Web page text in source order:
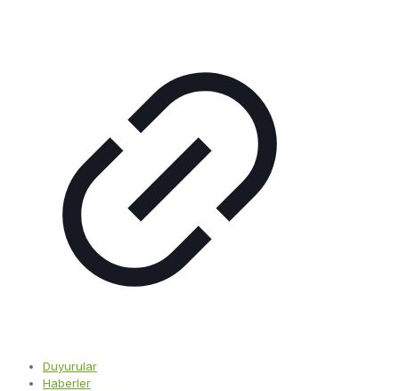
Duyurular
Haberler